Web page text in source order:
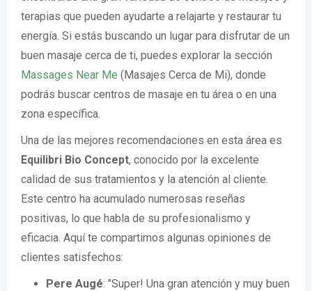
terapias que pueden ayudarte a relajarte y restaurar tu
energía. Si estás buscando un lugar para disfrutar de un
buen masaje cerca de ti, puedes explorar la sección
Massages Near Me (Masajes Cerca de Mi), donde
podrás buscar centros de masaje en tu área o en una
zona específica.
Una de las mejores recomendaciones en esta área es
Equilibri Bio Concept, conocido por la excelente
calidad de sus tratamientos y la atención al cliente.
Este centro ha acumulado numerosas reseñas
positivas, lo que habla de su profesionalismo y
eficacia. Aquí te compartimos algunas opiniones de
clientes satisfechos:
Pere Augé: "Super! Una gran atención y muy buen